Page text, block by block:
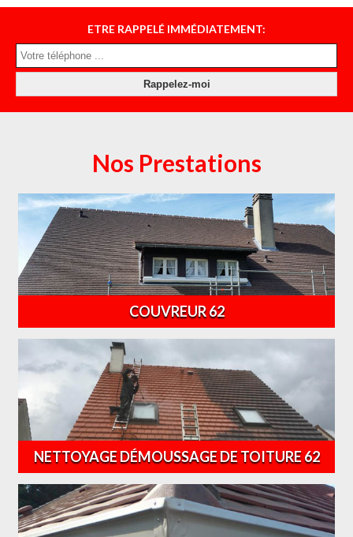
ETRE RAPPELÉ IMMÉDIATEMENT:
Nos Prestations
COUVREUR 62
NETTOYAGE DÉMOUSSAGE DE TOITURE 62